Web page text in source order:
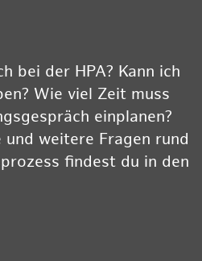
bei der HPA? Kann ich
Wie viel Zeit muss
einplanen?
weitere Fragen rund
findest du in den